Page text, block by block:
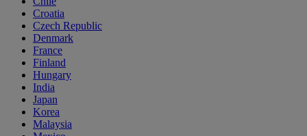
Croatia
Czech Republic
Denmark
France
Finland
Hungary
India
Japan
Korea
Malaysia